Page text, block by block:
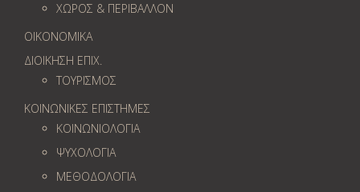
ΧΩΡΟΣ & ΠΕΡΙΒΑΛΛΟΝ
ΟΙΚΟΝΟΜΙΚΑ
ΔΙΟΙΚΗΣΗ ΕΠΙΧ.
ΤΟΥΡΙΣΜΟΣ
ΚΟΙΝΩΝΙΚΕΣ ΕΠΙΣΤΗΜΕΣ
ΚΟΙΝΩΝΙΟΛΟΓΙΑ
ΨΥΧΟΛΟΓΙΑ
ΜΕΘΟΔΟΛΟΓΙΑ